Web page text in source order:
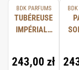
BDK PARFUMS
TUBÉREUSE
IMPÉRIALE
243,00 zł